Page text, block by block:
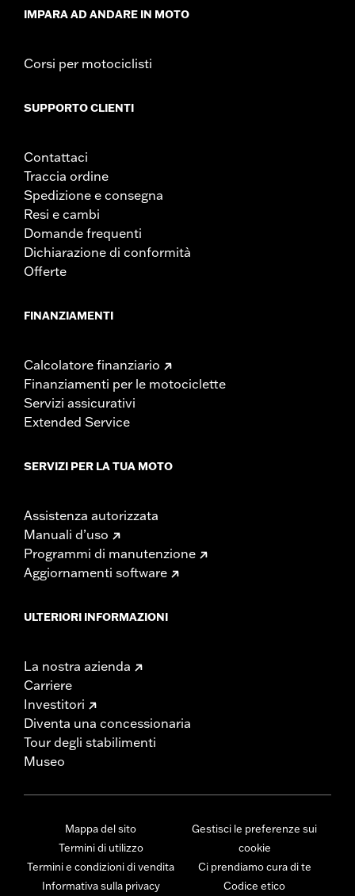
IMPARA AD ANDARE IN MOTO
Corsi per motociclisti
SUPPORTO CLIENTI
Contattaci
Traccia ordine
Spedizione e consegna
Resi e cambi
Domande frequenti
Dichiarazione di conformità
Offerte
FINANZIAMENTI
Calcolatore finanziario
Finanziamenti per le motociclette
Servizi assicurativi
Extended Service
SERVIZI PER LA TUA MOTO
Assistenza autorizzata
Manuali d’uso
Programmi di manutenzione
Aggiornamenti software
ULTERIORI INFORMAZIONI
La nostra azienda
Carriere
Investitori
Diventa una concessionaria
Tour degli stabilimenti
Museo
Mappa del sito
Termini di utilizzo
Termini e condizioni di vendita
Informativa sulla privacy
Gestisci le preferenze sui
cookie
Ci prendiamo cura di te
Codice etico